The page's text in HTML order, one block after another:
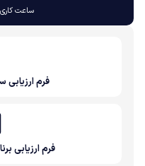
ساعت کاری 10 صبح الی 6 عصر
فرم ارزیابی
فرم ارزیابی